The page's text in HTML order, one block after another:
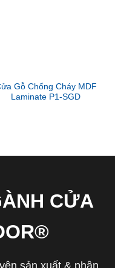
Gỗ Chống Cháy MDF
Laminate P1-SGD
CỬA
sản xuất & phân